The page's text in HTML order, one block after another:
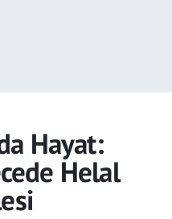
Hayat:
Helal